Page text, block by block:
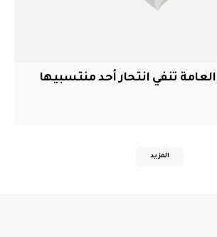
العامة تنفي انتحار أحد منتسبيها
المزيد